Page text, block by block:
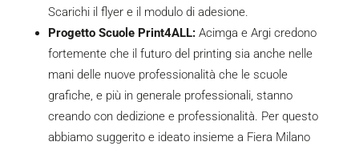
Scarichi il flyere il modulo di adesione.
Progetto Scuole Print4ALL:Acimga e Argi credono
fortemente che il futuro del printing sia anche nelle
mani delle nuove professionalità che le scuole
grafiche, e più in generale professionali, stanno
creando con dedizione e professionalità. Per questo
abbiamo suggerito e ideato insieme a Fiera Milano